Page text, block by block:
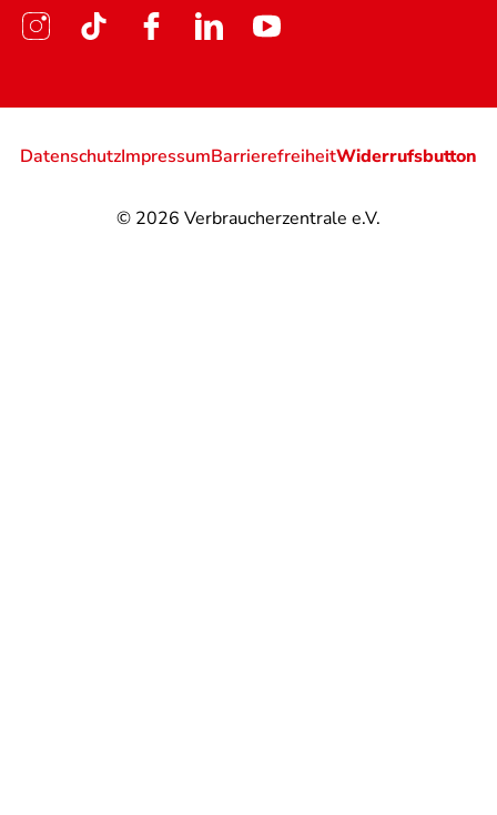
© 2026 Verbraucherzentrale e.V.
DatenschutzImpressumBarrierefreiheitWiderrufsbutton